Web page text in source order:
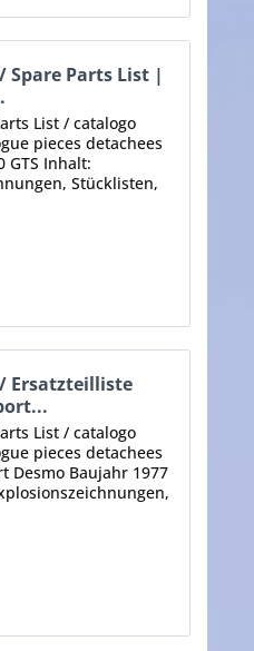
Spare Parts List |
List / catalogo
pieces detachees
GTS Inhalt:
Stücklisten,
ca. 60 Seiten
Ersatzteilliste
List / catalogo
pieces detachees
Desmo Baujahr 1977
ca....